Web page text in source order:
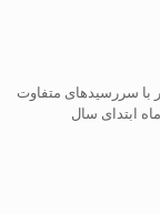
با سررسیدهای متفاوت